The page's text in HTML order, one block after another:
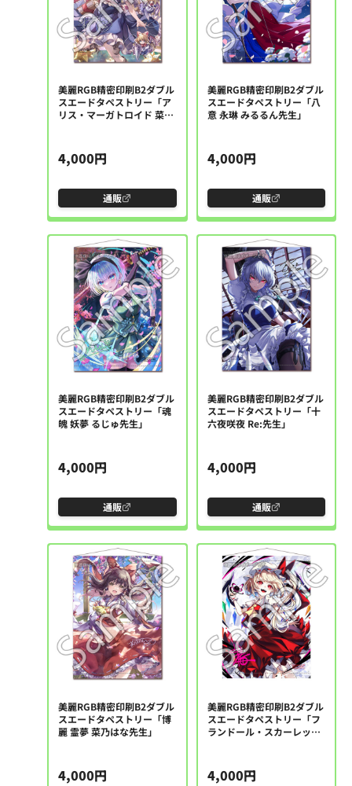
美麗RGB精密印刷B2ダブル
スエードタペストリー「ア
リス・マーガトロイド 菜乃
4,000円
通販
美麗RGB精密印刷B2ダブル
スエードタペストリー「八
意 永琳 みるるん先生」
4,000円
通販
美麗RGB精密印刷B2ダブル
スエードタペストリー「魂
魄 妖夢 るじゅ先生」
4,000円
通販
美麗RGB精密印刷B2ダブル
スエードタペストリー「十
六夜咲夜 Re:先生」
4,000円
通販
美麗RGB精密印刷B2ダブル
スエードタペストリー「博
麗 霊夢 菜乃はな先生」
4,000円
美麗RGB精密印刷B2ダブル
スエードタペストリー「フ
ランドール・スカーレット
4,000円